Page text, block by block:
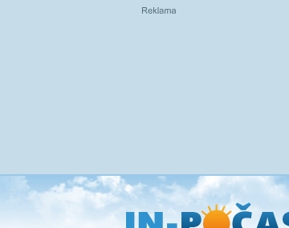
Přejít
na
hlavní
obsah